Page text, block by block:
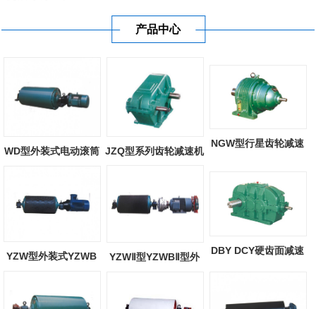
为本'的经营理念。不断加大科技投...
[查看详情]
产品中心
WD型外装式电动滚筒 JZQ型系列齿轮减速机
NGW型行星齿轮减速
YZW型外装式YZWB
YZWⅡ型YZWBⅡ型外
DBY DCY硬齿面减速